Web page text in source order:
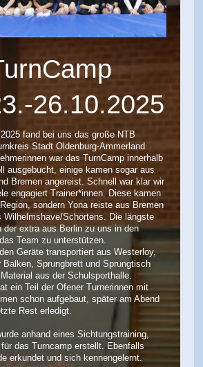
26.10.2025
fand bei uns das große NTB
Stadt Oldenburg-Ammerland
war das TurnCamp innerhalb
ausgebucht, einige kamen sogar aus
Bremen angereist. Schnell war klar wir
engagiert Trainer*innen. Diese kamen
sondern Yona reiste aus Bremen
Wilhelmshave/Schortens. Die längste
der extra aus Berlin zu uns in den
Team zu unterstützen.
Geräte transportiert aus Westerloy,
Balken, Sprungbrett und Sprungtisch
aus der Schulsporthalle.
ein Teil der Ofener Turnerinnen mit
schon aufgebaut, später am Abend
Rest erledigt.
anhand eines Sichtungstraining,
das Turncamp erstellt. Ebenfalls
erkundet und sich kennengelernt.